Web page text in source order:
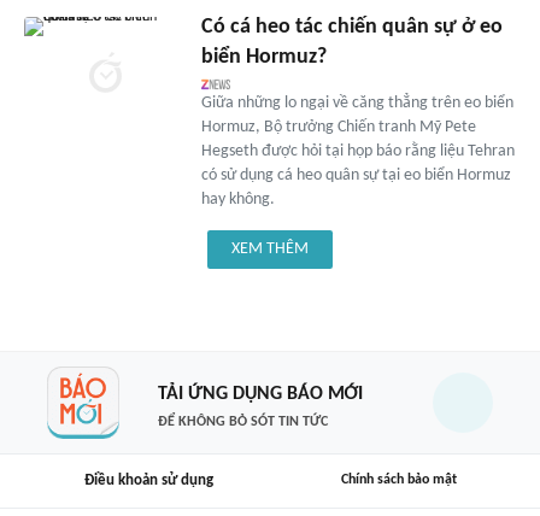
Có cá heo tác chiến quân sự ở eo
biển Hormuz?
Giữa những lo ngại về căng thẳng trên eo biển
Hormuz, Bộ trưởng Chiến tranh Mỹ Pete
Hegseth được hỏi tại họp báo rằng liệu Tehran
có sử dụng cá heo quân sự tại eo biển Hormuz
hay không.
XEM THÊM
TẢI ỨNG DỤNG BÁO MỚI
ĐỂ KHÔNG BỎ SÓT TIN TỨC
Điều khoản sử dụng Chính sách bảo mật